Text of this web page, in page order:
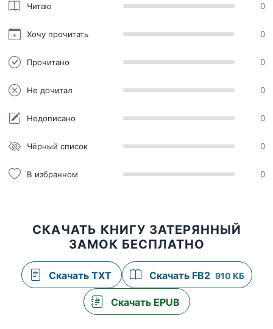
Читаю 0
Хочу прочитать 0
Прочитано 0
Не дочитал 0
Недописано 0
Чёрный список 0
В избранном 0
СКАЧАТЬ КНИГУ ЗАТЕРЯННЫЙ
ЗАМОК БЕСПЛАТНО
Скачать TXT Скачать FB2 910 КБ
Скачать EPUB